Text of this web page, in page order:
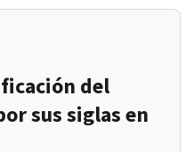
del
sus siglas en